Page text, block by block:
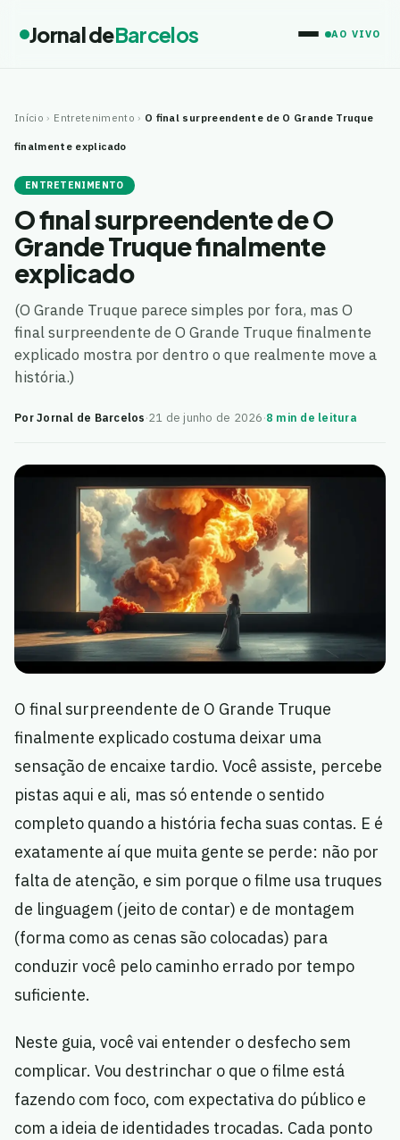
Jornal deBarcelos AO VIVO
Início › Entretenimento › O final surpreendente de O Grande Truque
finalmente explicado
ENTRETENIMENTO
O final surpreendente de O
Grande Truque finalmente
explicado
(O Grande Truque parece simples por fora, mas O
final surpreendente de O Grande Truque finalmente
explicado mostra por dentro o que realmente move a
história.)
Por Jornal de Barcelos·21 de junho de 2026·8 min de leitura
O final surpreendente de O Grande Truque
finalmente explicado costuma deixar uma
sensação de encaixe tardio. Você assiste, percebe
pistas aqui e ali, mas só entende o sentido
completo quando a história fecha suas contas. E é
exatamente aí que muita gente se perde: não por
falta de atenção, e sim porque o filme usa truques
de linguagem (jeito de contar) e de montagem
(forma como as cenas são colocadas) para
conduzir você pelo caminho errado por tempo
suficiente.
Neste guia, você vai entender o desfecho sem
complicar. Vou destrinchar o que o filme está
fazendo com foco, com expectativa do público e
com a ideia de identidades trocadas. Cada ponto